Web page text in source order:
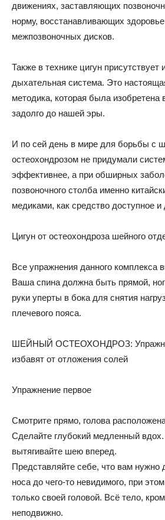
движениях, заставляющих
норму, восстанавливающих
межпозвоночных дисков.
Также в технике цигун присутствует
дыхательная система. Это
методика, которая была изобретена
задолго до нашей эры.
И по сей день в мире для борьбы с
остеохондрозом не придумали
эффективнее, а при обширных
позвоночного столба именно
медиками, как средство доступное и
Цигун от остеохондроза шейного
Все упражнения данного комплекса
Ваша спина должна быть прямой,
руки уперты в бока для снятия
плечевого пояса.
ШЕЙНЫЙ ОСТЕОХОНДРОЗ:
избавят от отложения солей
Упражнение первое
Смотрите прямо, голова
Сделайте глубокий медленный
вытягивайте шею вперед.
Представляйте себе, что вам нужно
носа до чего-то невидимого, при
только своей головой. Всё тело,
неподвижно.